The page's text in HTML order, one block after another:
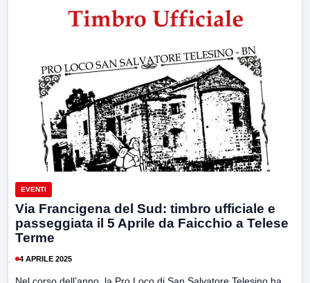
EVENTI
Via Francigena del Sud: timbro ufficiale e
passeggiata il 5 Aprile da Faicchio a Telese
Terme
4 APRILE 2025